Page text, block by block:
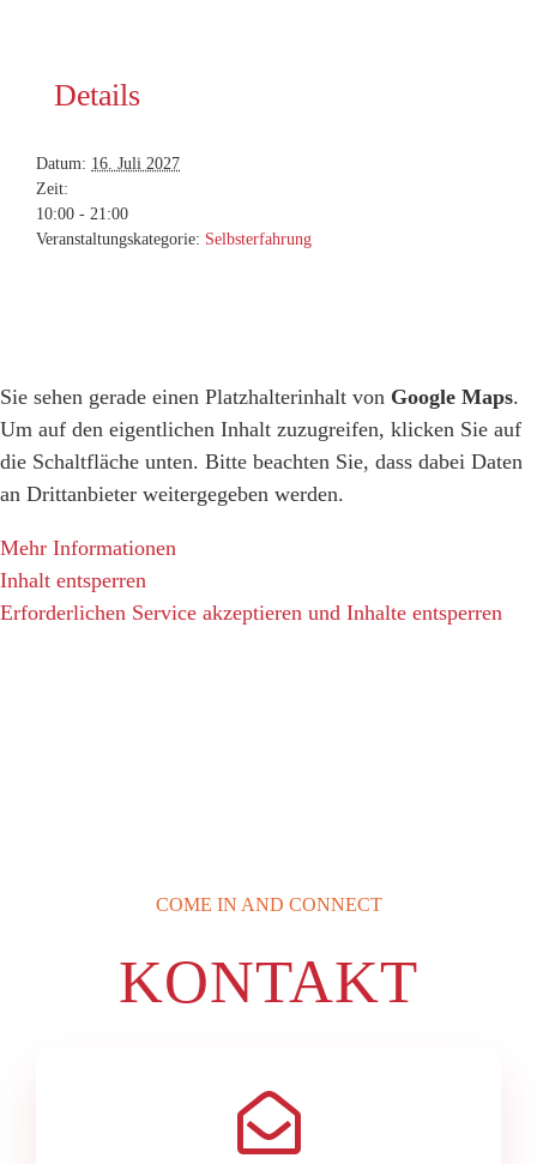
Details
Datum: 16. Juli 2027
Zeit:
10:00 - 21:00
Veranstaltungskategorie: Selbsterfahrung
Sie sehen gerade einen Platzhalterinhalt von Google Maps.
Um auf den eigentlichen Inhalt zuzugreifen, klicken Sie auf
die Schaltfläche unten. Bitte beachten Sie, dass dabei Daten
an Drittanbieter weitergegeben werden.
Mehr Informationen
Inhalt entsperren
Erforderlichen Service akzeptieren und Inhalte entsperren
COME IN AND CONNECT
KONTAKT